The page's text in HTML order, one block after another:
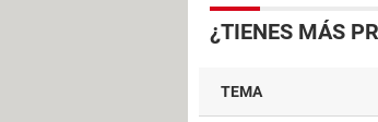
¿TIENES MÁS
TEMA